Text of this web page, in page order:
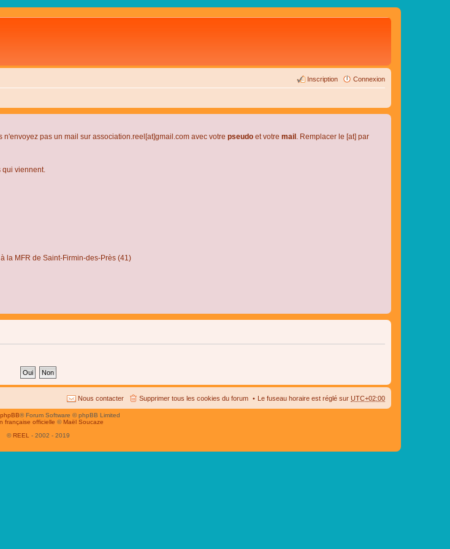
Connexion
Inscription
n'envoyez pas un mail sur association.reel[at]gmail.com avec votre pseudo et votre mail . Remplacer le [at] par
viennent.
la MFR de Saint-Firmin-des-Près (41)
Le fuseau horaire est réglé sur UTC+02:00
Supprimer tous les cookies du forum
Nous contacter
phpBB® Forum Software © phpBB Limited
française officielle © Maël Soucaze
© REEL - 2002 - 2019